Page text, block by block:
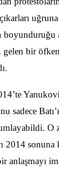
uğruna
boyunduruğu
gelen bir
sadece
O
2014 sonuna
anlaşmayı